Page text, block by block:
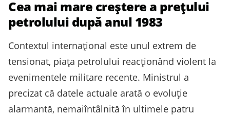
Cea mai mare creștere a prețului
petrolului după anul 1983
Contextul internațional este unul extrem de
tensionat, piața petrolului reacționând violent la
evenimentele militare recente. Ministrul a
precizat că datele actuale arată o evoluție
alarmantă, nemaiîntâlnită în ultimele patru